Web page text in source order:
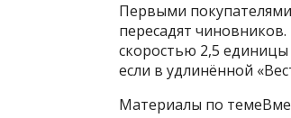
Первыми
пересадят
скоростью 2,5 единицы
если в удлинённой
Материалы по